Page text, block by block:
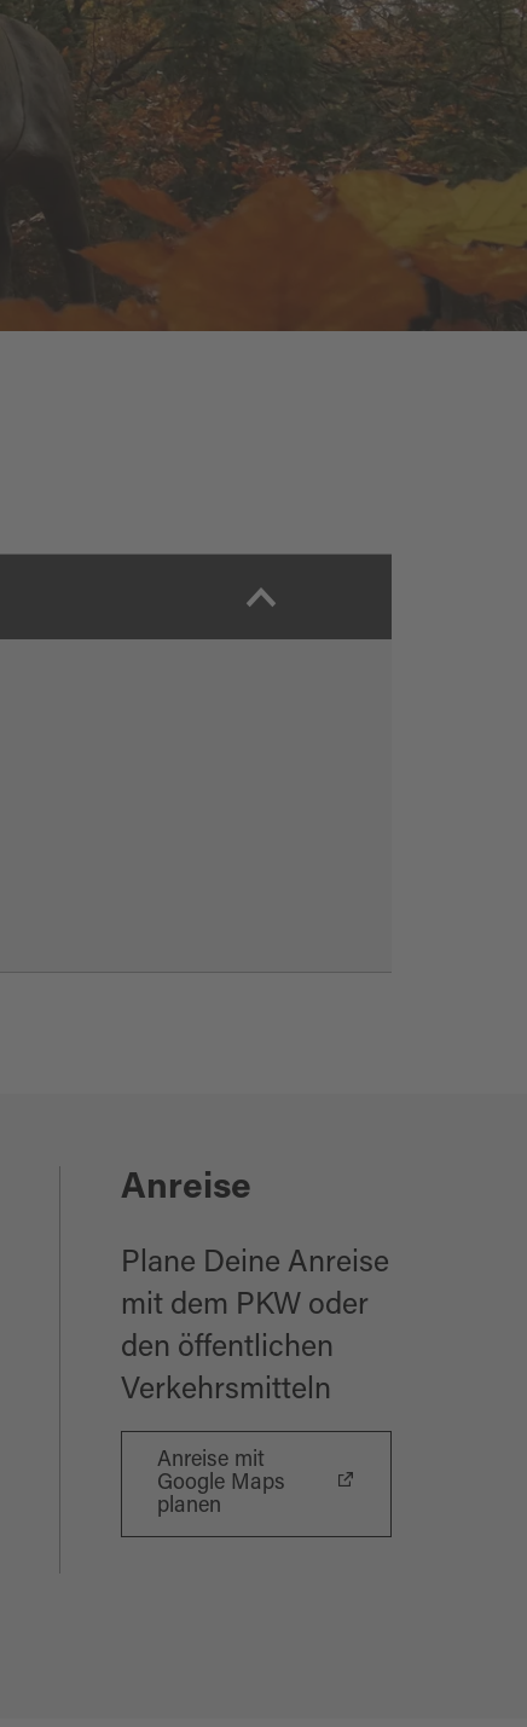
Anreise
Plane Deine Anreise
mit dem PKW oder
den öffentlichen
Verkehrsmitteln
Anreise mit
Google Maps
planen